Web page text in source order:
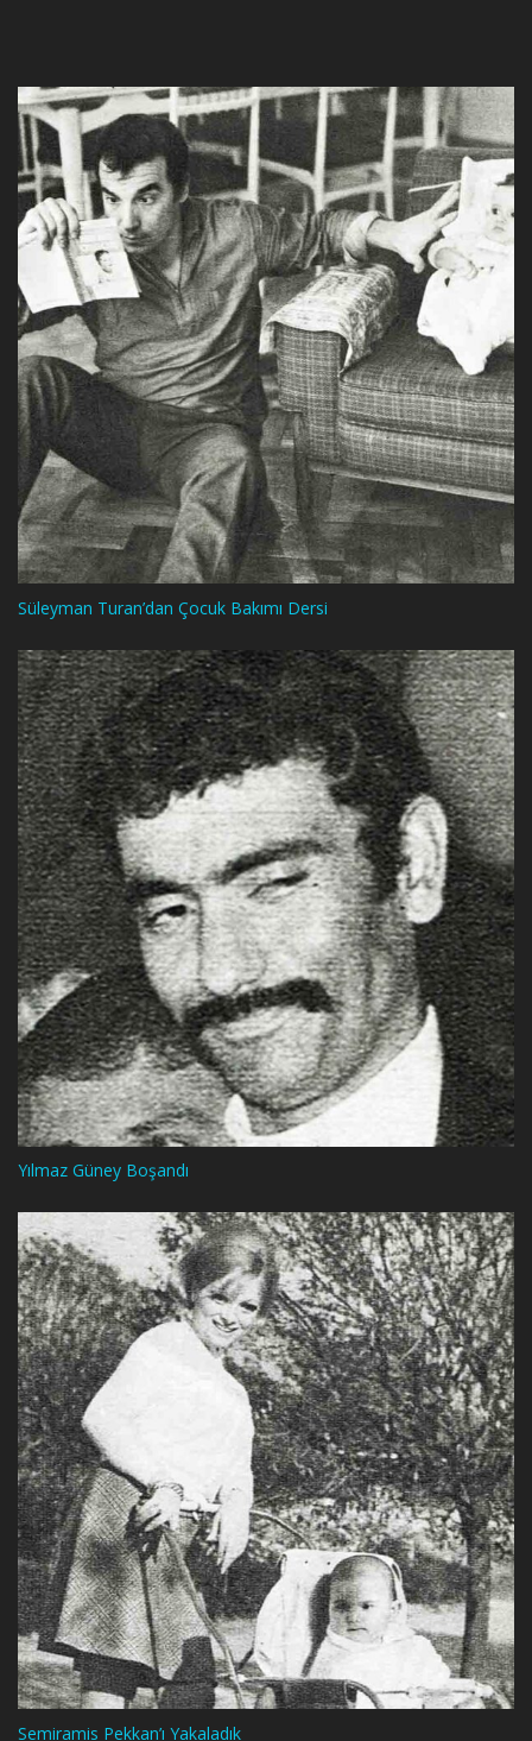
Süleyman Turan’dan Çocuk Bakımı Dersi
Yılmaz Güney Boşandı
Semiramis Pekkan’ı Yakaladık